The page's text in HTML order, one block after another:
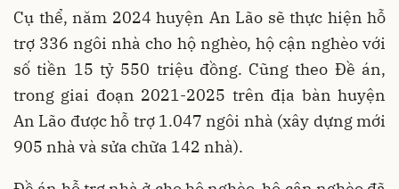
Cụ thể, năm 2024 huyện An Lão sẽ thực hiện hỗ
trợ 336 ngôi nhà cho hộ nghèo, hộ cận nghèo với
số tiền 15 tỷ 550 triệu đồng. Cũng theo Đề án,
trong giai đoạn 2021-2025 trên địa bàn huyện
An Lão được hỗ trợ 1.047 ngôi nhà (xây dựng mới
905 nhà và sửa chữa 142 nhà).